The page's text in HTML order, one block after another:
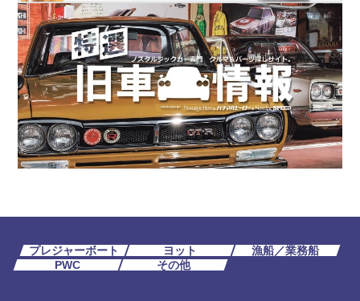
プレジャーボート ヨット
漁船／業務船
PWC
その他